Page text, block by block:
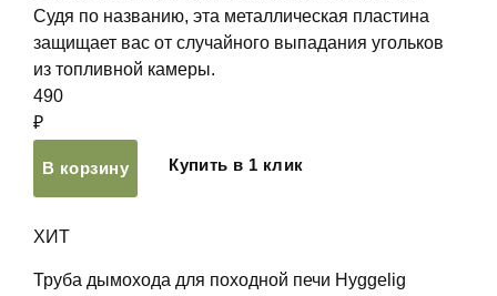
Судя по названию, эта металлическая пластина
защищает вас от случайного выпадания угольков
из топливной камеры.
490
₽
В корзину Купить в 1 клик
ХИТ
Труба дымохода для походной печи Hyggelig